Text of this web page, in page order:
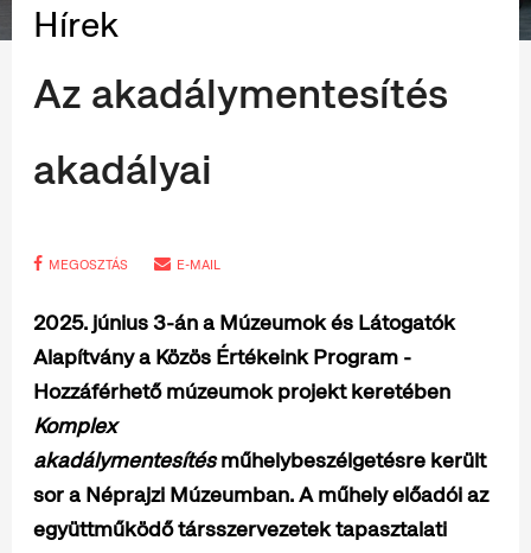
Hírek
Az akadálymentesítés
akadályai
MEGOSZTÁS E-MAIL
2025. június 3-án a Múzeumok és Látogatók
Alapítvány a Közös Értékeink Program -
Hozzáférhető múzeumok projekt keretében
Komplex
akadálymentesítésműhelybeszélgetésre került
sor a Néprajzi Múzeumban. A műhely előadói az
együttműködő társszervezetek tapasztalati